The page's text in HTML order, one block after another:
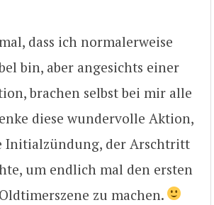
dass ich normalerweise
bin, aber angesichts einer
brachen selbst bei mir alle
diese wundervolle Aktion,
Initialzündung, der Arschtritt
um endlich mal den ersten
zu machen.